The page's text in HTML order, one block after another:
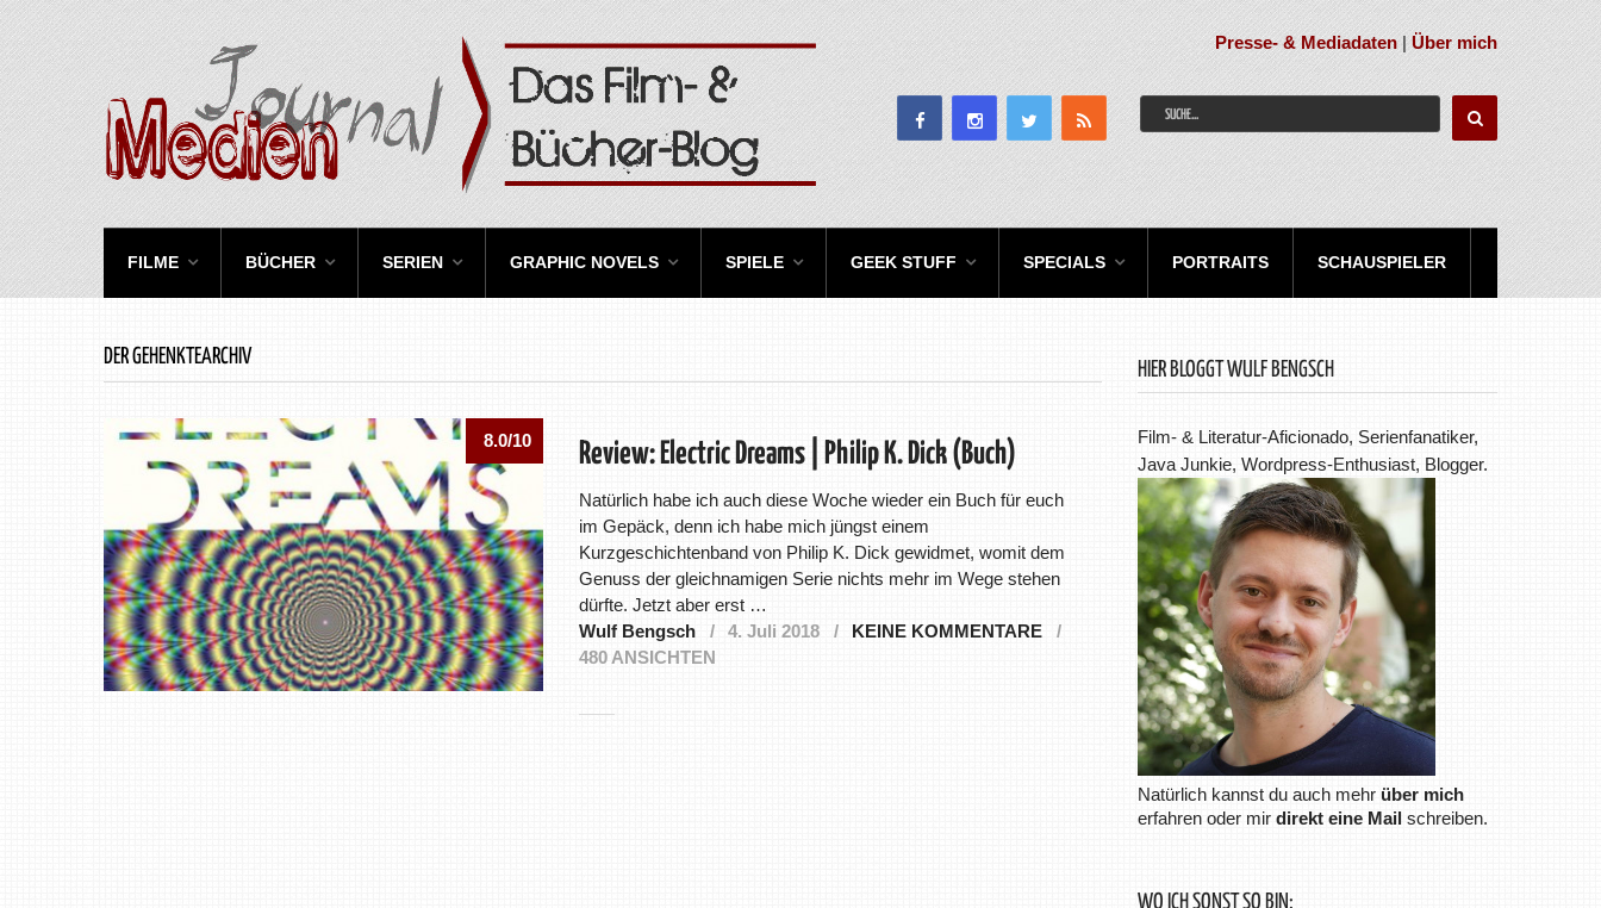
Presse- & Mediadaten |Über mich
FILME BÜCHER SERIEN GRAPHIC NOVELS SPIELE GEEK STUFF SPECIALS PORTRAITS SCHAUSPIELER
DER GEHENKTEARCHIV
8.0/10 Review: Electric Dreams | Philip K. Dick (Buch)
Natürlich habe ich auch diese Woche wieder ein Buch für euch
im Gepäck, denn ich habe mich jüngst einem
Kurzgeschichtenband von Philip K. Dick gewidmet, womit dem
Genuss der gleichnamigen Serie nichts mehr im Wege stehen
dürfte. Jetzt aber erst …
Wulf Bengsch
4. Juli 2018
KEINE KOMMENTARE
480 ANSICHTEN
HIER BLOGGT WULF BENGSCH
Film- & Literatur-Aficionado, Serienfanatiker,
Java Junkie, Wordpress-Enthusiast, Blogger.
Natürlich kannst du auch mehr über mich
erfahren oder mirdirekt eine Mail schreiben.
WO ICH SONST SO BIN: